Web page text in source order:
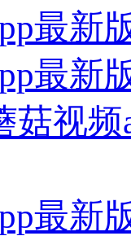
最新
最新
菇视
最新